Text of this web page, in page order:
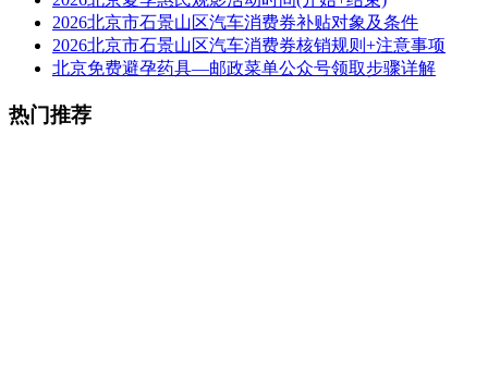
2026北京市石景山区汽车消费券补贴对象及条件
2026北京市石景山区汽车消费券核销规则+注意事项
北京免费避孕药具—邮政菜单公众号领取步骤详解
热门推荐